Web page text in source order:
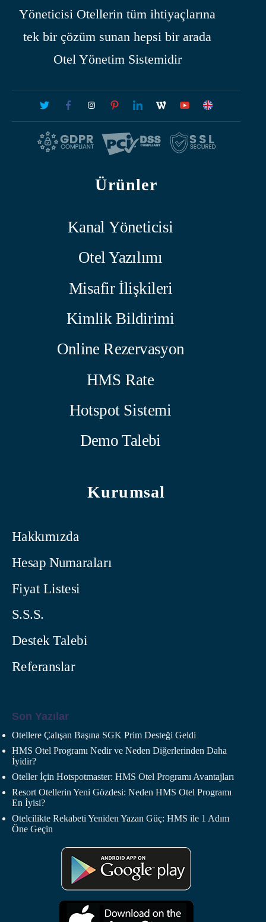
Yöneticisi Otellerin tüm ihtiyaçlarına
tek bir çözüm sunan hepsi bir arada
Otel Yönetim Sistemidir
Ürünler
Kanal Yöneticisi
Otel Yazılımı
Misafir İlişkileri
Kimlik Bildirimi
Online Rezervasyon
HMS Rate
Hotspot Sistemi
Demo Talebi
Kurumsal
Hakkımızda
Hesap Numaraları
Fiyat Listesi
S.S.S.
Destek Talebi
Referanslar
Son Yazılar
Otellere Çalışan Başına SGK Prim Desteği Geldi
HMS Otel Programı Nedir ve Neden Diğerlerinden Daha
İyidir?
Oteller İçin Hotspotmaster: HMS Otel Programı Avantajları
Resort Otellerin Yeni Gözdesi: Neden HMS Otel Programı
En İyisi?
Otelcilikte Rekabeti Yeniden Yazan Güç: HMS ile 1 Adım
Öne Geçin